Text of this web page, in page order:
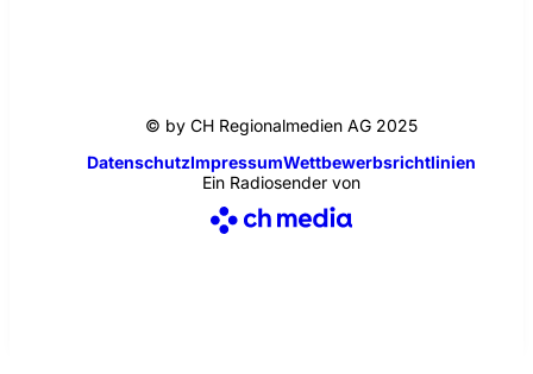
© by CH Regionalmedien AG 2025
DatenschutzImpressumWettbewerbsrichtlinien
Ein Radiosender von